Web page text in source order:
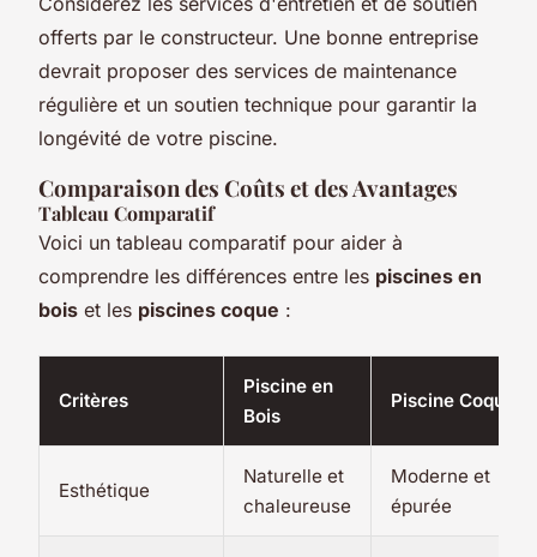
offerts par le constructeur. Une bonne entreprise
devrait proposer des services de maintenance
régulière et un soutien technique pour garantir la
longévité de votre piscine.
Comparaison des Coûts et des Avantages
Tableau Comparatif
Voici un tableau comparatif pour aider à
comprendre les différences entre les piscines en
bois et les piscines coque :
Critères
Piscine en
Bois
Piscine Coque
Esthétique
Naturelle et
chaleureuse
Moderne et
épurée